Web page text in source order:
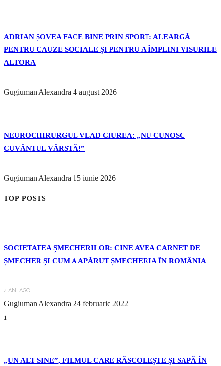
ADRIAN ȘOVEA FACE BINE PRIN SPORT: ALEARGĂ
PENTRU CAUZE SOCIALE ȘI PENTRU A ÎMPLINI VISURILE
ALTORA
Gugiuman Alexandra 4 august 2026
NEUROCHIRURGUL VLAD CIUREA: „NU CUNOSC
CUVÂNTUL VÂRSTĂ!”
Gugiuman Alexandra 15 iunie 2026
TOP POSTS
SOCIETATEA ȘMECHERILOR: CINE AVEA CARNET DE
ȘMECHER ȘI CUM A APĂRUT ȘMECHERIA ÎN ROMÂNIA
4 ANI AGO
Gugiuman Alexandra 24 februarie 2022
1
„UN ALT SINE”, FILMUL CARE RĂSCOLEȘTE ȘI SAPĂ ÎN